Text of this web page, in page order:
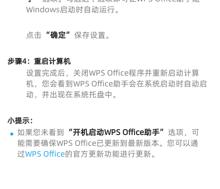
Windows启动时自动运行。
点击 “确定” 保存设置。
步骤4：重启计算机
设置完成后，关闭WPS Office程序并重新启动计算
机，您会看到WPS Office助手会在系统启动时自动启
动，并出现在系统托盘中。
小提示：
如果您未看到 “开机启动WPS Office助手” 选项，可
能需要确保WPS Office已更新到最新版本。您可以通
过WPS Office的官方更新功能进行更新。